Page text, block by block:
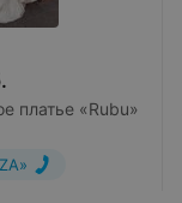
платье «Rubu»